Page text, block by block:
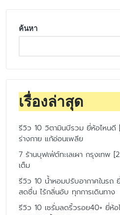
ค้นหา
เรื่องล่าสุด
รีวิว 10 วิตามินบีรวม ยี่ห้อไหน
ร่างกาย แก้อ่อนเพลีย
7 ร้านบุฟเฟ่ต์ทะเลเผา กรุงเทพ
เต็ม
รีวิว 10 น้ำหอมปรับอากาศในร
สดชื่น ไร้กลิ่นอับ ทุกการเดินทาง
รีวิว 10 เซรั่มลดริ้วรอย40+ ยี่ห้